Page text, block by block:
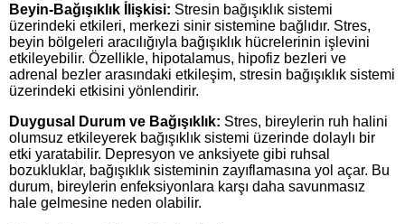
Beyin-Bağışıklık İlişkisi: Stresin bağışıklık sistemi
üzerindeki etkileri, merkezi sinir sistemine bağlıdır. Stres,
beyin bölgeleri aracılığıyla bağışıklık hücrelerinin işlevini
etkileyebilir. Özellikle, hipotalamus, hipofiz bezleri ve
adrenal bezler arasındaki etkileşim, stresin bağışıklık sistemi
üzerindeki etkisini yönlendirir.
Duygusal Durum ve Bağışıklık: Stres, bireylerin ruh halini
olumsuz etkileyerek bağışıklık sistemi üzerinde dolaylı bir
etki yaratabilir. Depresyon ve anksiyete gibi ruhsal
bozukluklar, bağışıklık sisteminin zayıflamasına yol açar. Bu
durum, bireylerin enfeksiyonlara karşı daha savunmasız
hale gelmesine neden olabilir.